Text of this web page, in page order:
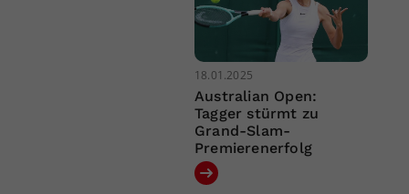
18.01.2025
Australian Open:
Tagger stürmt zu
Grand-Slam-
Premierenerfolg